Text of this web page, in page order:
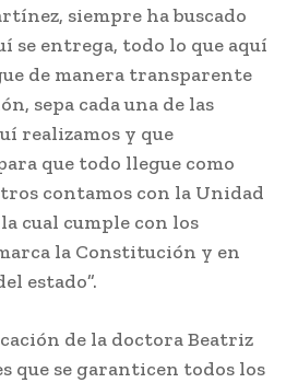
siempre ha buscado
se entrega, todo lo que aquí
de manera transparente
sepa cada una de las
realizamos y que
que todo llegue como
contamos con la Unidad
cual cumple con los
la Constitución y en
estado”.
de la doctora Beatriz
que se garanticen todos los